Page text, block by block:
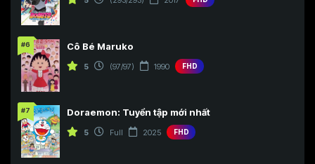
#6 Cô Bé Maruko
5 (97/97) 1990 FHD
#7 Doraemon: Tuyển tập mới nhất
5 Full 2025 FHD